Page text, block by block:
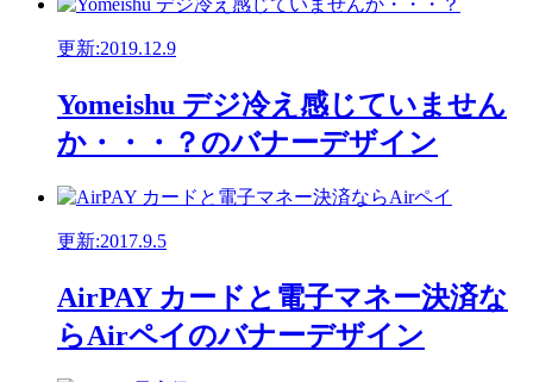
更新:2019.12.9
Yomeishu デジ冷え感じていません
か・・・？のバナーデザイン
更新:2017.9.5
AirPAY カードと電子マネー決済な
らAirペイのバナーデザイン